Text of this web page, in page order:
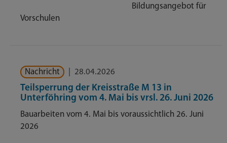
Bildungsangebot für
Vorschulen
Nachricht 28.04.2026
Teilsperrung der Kreisstraße M 13 in
Unterföhring vom 4. Mai bis vrsl. 26. Juni 2026
Bauarbeiten vom 4. Mai bis voraussichtlich 26. Juni
2026